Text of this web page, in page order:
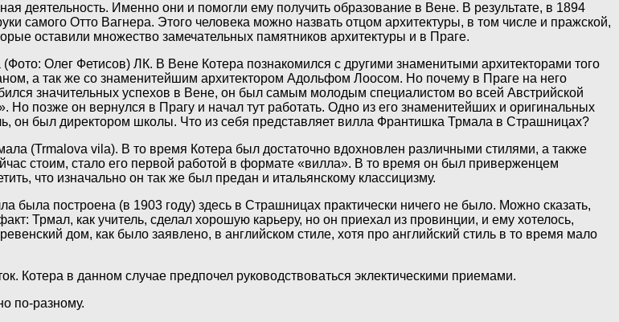
деятельность. Именно они и помогли ему получить образование в Вене. В результате, в 1894
самого Отто Вагнера. Этого человека можно назвать отцом архитектуры, в том числе и пражской,
оставили множество замечательных памятников архитектуры и в Праге.
Олег Фетисов) ЛК. В Вене Котера познакомился с другими знаменитыми архитекторами того
а так же со знаменитейшим архитектором Адольфом Лоосом. Но почему в Праге на него
значительных успехов в Вене, он был самым молодым специалистом во всей Австрийской
позже он вернулся в Прагу и начал тут работать. Одно из его знаменитейших и оригинальных
он был директором школы. Что из себя представляет вилла Франтишка Трмала в Страшницах?
(Trmalova vila). В то время Котера был достаточно вдохновлен различными стилями, а также
стоим, стало его первой работой в формате «вилла». В то время он был приверженцем
что изначально он так же был предан и итальянскому классицизму.
была построена (в 1903 году) здесь в Страшницах практически ничего не было. Можно сказать,
Трмал, как учитель, сделал хорошую карьеру, но он приехал из провинции, и ему хотелось,
дом, как было заявлено, в английском стиле, хотя про английский стиль в то время мало
Котера в данном случае предпочел руководствоваться эклектическими приемами.
по-разному.